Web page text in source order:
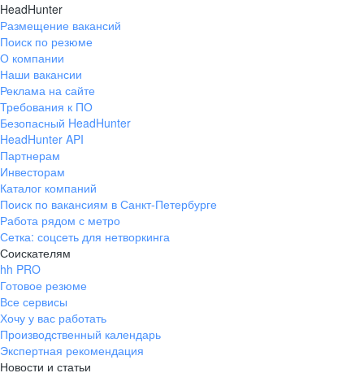
HeadHunter
Размещение вакансий
Поиск по резюме
О компании
Наши вакансии
Реклама на сайте
Требования к ПО
Безопасный HeadHunter
HeadHunter API
Партнерам
Инвесторам
Каталог компаний
Поиск по вакансиям в Санкт-Петербурге
Работа рядом с метро
Сетка: соцсеть для нетворкинга
Соискателям
hh PRO
Готовое резюме
Все сервисы
Хочу у вас работать
Производственный календарь
Экспертная рекомендация
Новости и статьи